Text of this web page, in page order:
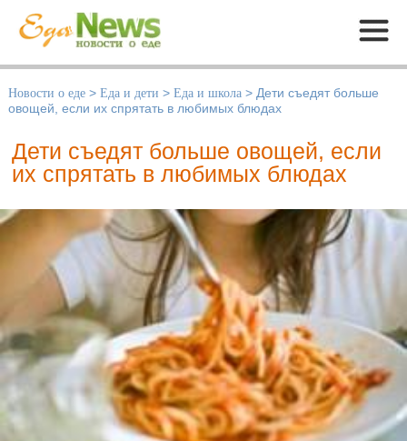
Меню
Новости о еде > Еда и дети > Еда и школа > Дети съедят больше
овощей, если их спрятать в любимых блюдах
Дети съедят больше овощей, если
их спрятать в любимых блюдах